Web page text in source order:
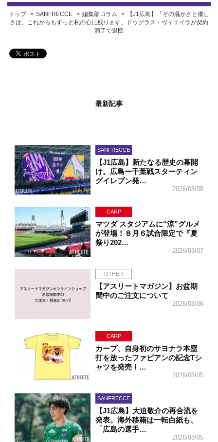
トップ SANFRECCE 編集部コラム
【J1広島】「その温かさと優し
さは、これからもずっと私の心に残ります」ドウグラス・ヴィエイラが契約
満了で退団
最新記事
SANFRECCE
【J1広島】新たなる歴史の幕開
け。広島ー千葉戦スターティン
グイレブン発…
2026/08/08
CARP
マツダ スタジアムに“涼”グルメ
が登場！８月６試合限定で『夏
祭り202…
2026/08/07
OTHER
【アスリートマガジン】お盆期
間中のご注文について
2026/08/06
CARP
カープ、自身初のサヨナラ本塁
打を放ったファビアンの記念Tシ
ャツを発売！…
2026/08/05
SANFRECCE
【J1広島】大迫敬介の再合流を
発表。海外移籍は一転白紙も、
「広島の選手…
2026/08/05